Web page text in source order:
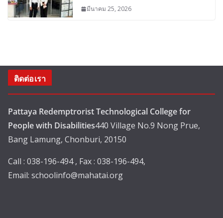
มีนาคม 25, 2026
ติดต่อเรา
Pattaya Redemptrorist Technological College for
People with Disabilities440 Village No.9 Nong Prue,
Bang Lamung, Chonburi, 20150
Call : 038-196-494 , Fax : 038-196-494,
Email: schoolinfo@mahatai.org